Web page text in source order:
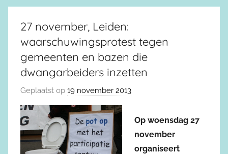
27 november, Leiden:
waarschuwingsprotest tegen
gemeenten en bazen die
dwangarbeiders inzetten
Geplaatst op 19 november 2013
Op woensdag 27
november
organiseert